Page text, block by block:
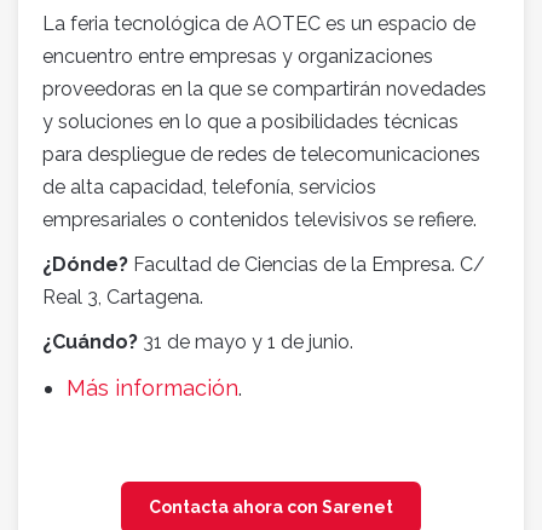
La feria tecnológica de AOTEC es un espacio de
encuentro entre empresas y organizaciones
proveedoras en la que se compartirán novedades
y soluciones en lo que a posibilidades técnicas
para despliegue de redes de telecomunicaciones
de alta capacidad, telefonía, servicios
empresariales o contenidos televisivos se refiere.
¿Dónde? Facultad de Ciencias de la Empresa. C/
Real 3, Cartagena.
¿Cuándo? 31 de mayo y 1 de junio.
Más información.
Contacta ahora con Sarenet